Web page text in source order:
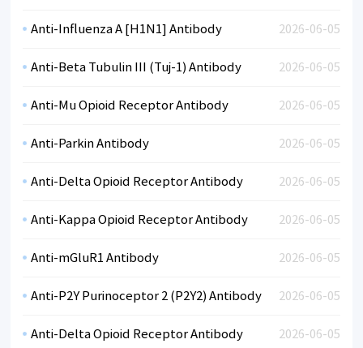
2026-06-05
Anti-Influenza A [H1N1] Antibody
2026-06-05
Anti-Beta Tubulin III (Tuj-1) Antibody
2026-06-05
Anti-Mu Opioid Receptor Antibody
2026-06-05
Anti-Parkin Antibody
2026-06-05
Anti-Delta Opioid Receptor Antibody
2026-06-05
Anti-Kappa Opioid Receptor Antibody
2026-06-05
Anti-mGluR1 Antibody
2026-06-05
Anti-P2Y Purinoceptor 2 (P2Y2) Antibody
2026-06-05
Anti-Delta Opioid Receptor Antibody